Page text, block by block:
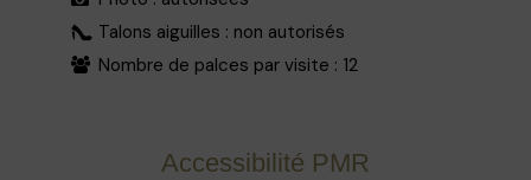
Talons aiguilles : non autorisés
Nombre de palces par visite : 12
Accessibilité PMR